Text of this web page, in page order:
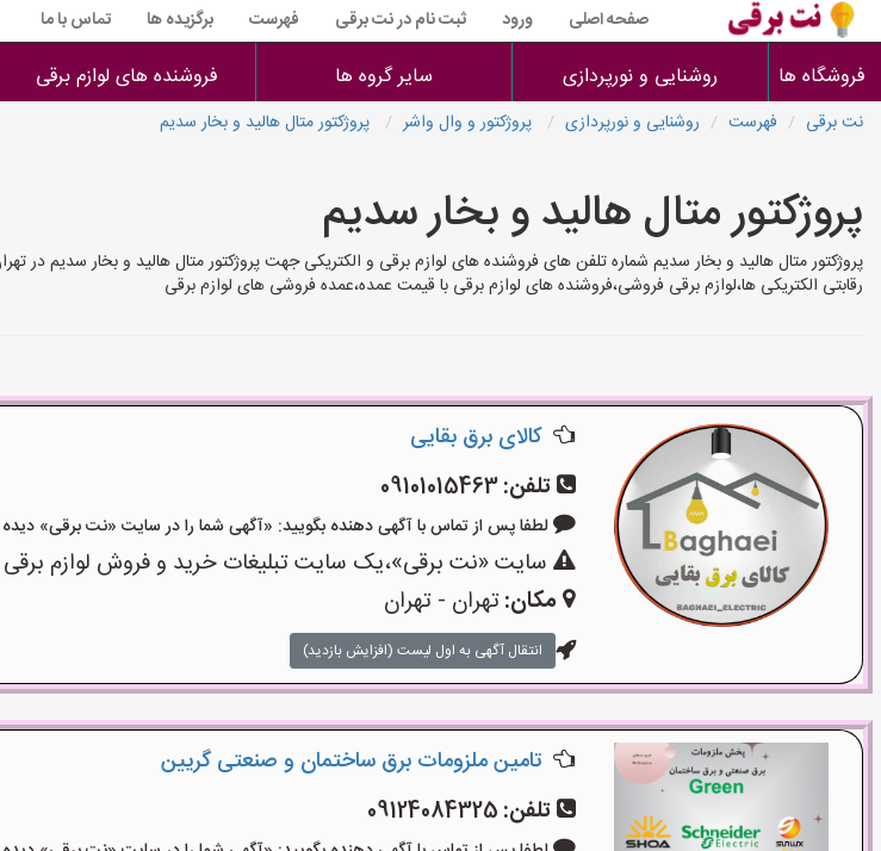
صفحه اصلی ورود ثبت نام در نت برقی فهرست برگزیده ها تماس با ما
فروشگاه ها روشنایی و نورپردازی سایر گروه ها فروشنده های لوازم برقی
نت برقی فهرست روشنایی و نورپردازی پروژکتور و وال واشر پروژکتور متال هالید و بخار سدیم
پروژکتور متال هالید و بخار سدیم
پروژکتور متال هالید و بخار سدیم شماره تلفن های فروشنده های لوازم برقی و الکتریکی جهت پروژکتور متال هالید و بخار سدیم
رقابتی الکتریکی ها،لوازم برقی فروشی،فروشنده های لوازم برقی با قیمت عمده،عمده فروشی های لوازم برقی
کالای برق بقایی
تلفن:09101015463
لطفا پس از تماس با آگهی دهنده بگویید: «آگهی شما را در سایت «نت برقی» دیده ام و کد «آگهی-
سایت «نت برقی»،یک سایت تبلیغات خرید و فروش لوازم برقی
مکان:تهران - تهران
انتقال آگهی به اول لیست (افزایش بازدید)
تامین ملزومات برق ساختمان و صنعتی گریین
تلفن: 09124084325